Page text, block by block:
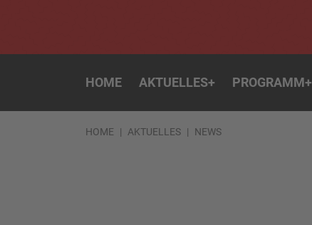
HOME AKTUELLES+ PROGRAMM+
HOME AKTUELLES NEWS